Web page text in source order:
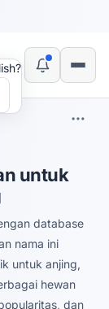
untuk
database
nama ini
untuk anjing,
hewan
dan